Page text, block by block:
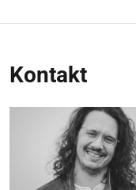
Kontakt